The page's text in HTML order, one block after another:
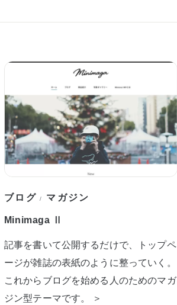
ブログ / マガジン
Minimaga Ⅱ
記事を書いて公開するだけで、トップペ
ージが雑誌の表紙のように整っていく。
これからブログを始める人のためのマガ
ジン型テーマです。 ＞